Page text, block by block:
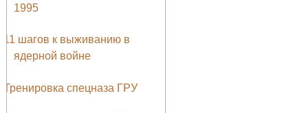
1995
11 шагов к выживанию в
ядерной войне
Тренировка спецназа ГРУ